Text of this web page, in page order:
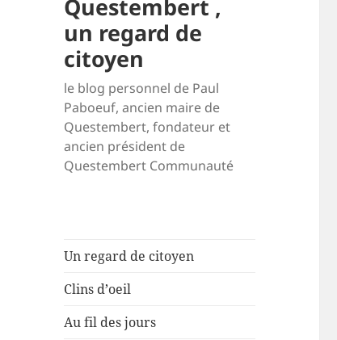
Questembert ,
un regard de
citoyen
le blog personnel de Paul
Paboeuf, ancien maire de
Questembert, fondateur et
ancien président de
Questembert Communauté
Un regard de citoyen
Clins d’oeil
Au fil des jours